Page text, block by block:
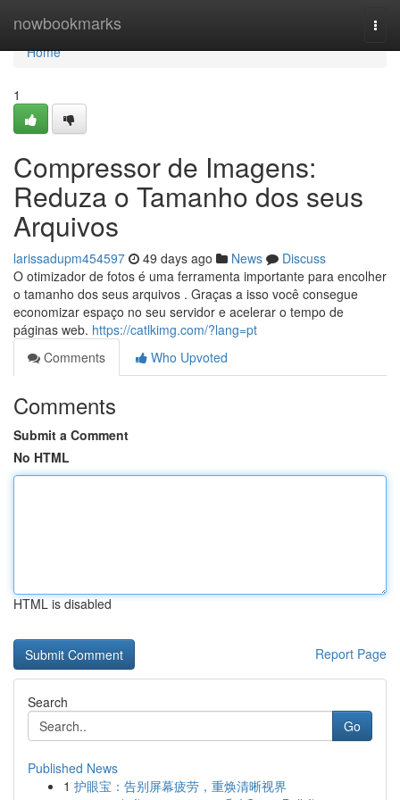
nowbookmarks
Home
Home
1
Compressor de Imagens:
Reduza o Tamanho dos seus
Arquivos
larissadupm454597 49 days ago News
Discuss
O otimizador de fotos é uma ferramenta importante para encolher
o tamanho dos seus arquivos . Graças a isso você consegue
economizar espaço no seu servidor e acelerar o tempo de
páginas web. https://catlkimg.com/?lang=pt
Comments
Who Upvoted
Comments
Submit a Comment
No HTML
HTML is disabled
Report Page
Search
Go
Published News
1 护眼宝：告别屏幕疲劳，重焕清晰视界